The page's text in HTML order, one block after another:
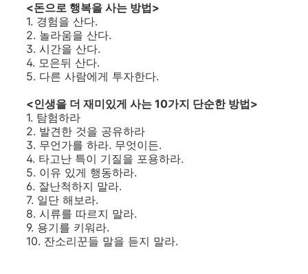
<돈으로 행복을 사는 방법>
1. 경험을 산다.
2. 놀라움을 산다.
3. 시간을 산다.
4. 모은뒤 산다.
5. 다른 사람에게 투자한다.
<인생을 더 재미있게 사는 10가지 단순한 방법>
1. 탐험하라
2. 발견한 것을 공유하라
3. 무언가를 하라. 무엇이든.
4. 타고난 특이 기질을 포용하라.
5. 이유 있게 행동하라.
6. 잘난척하지 말라.
7. 일단 해보라.
8. 시류를 따르지 말라.
9. 용기를 키워라.
10. 잔소리꾼들 말을 듣지 말라.